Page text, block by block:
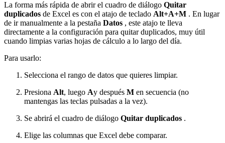
La forma más rápida de abrir el cuadro de diálogo Quitar
duplicados de Excel es con el atajo de teclado Alt+A+M . En lugar
de ir manualmente a la pestaña Datos , este atajo te lleva
directamente a la configuración para quitar duplicados, muy útil
cuando limpias varias hojas de cálculo a lo largo del día.
Para usarlo:
Selecciona el rango de datos que quieres limpiar.
Presiona Alt, luego Ay después M en secuencia (no
mantengas las teclas pulsadas a la vez).
Se abrirá el cuadro de diálogo Quitar duplicados .
Elige las columnas que Excel debe comparar.